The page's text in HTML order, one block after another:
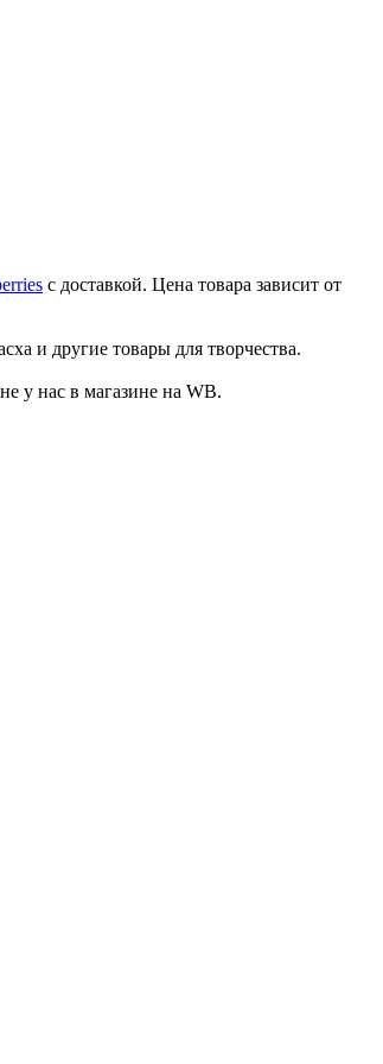
с доставкой. Цена товара зависит от
и другие товары для творчества.
у нас в магазине на WB.